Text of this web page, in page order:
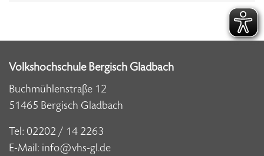
Volkshochschule Bergisch Gladbach
Buchmühlenstraße 12
51465 Bergisch Gladbach
Tel: 02202 / 14 2263
E-Mail: info@vhs-gl.de